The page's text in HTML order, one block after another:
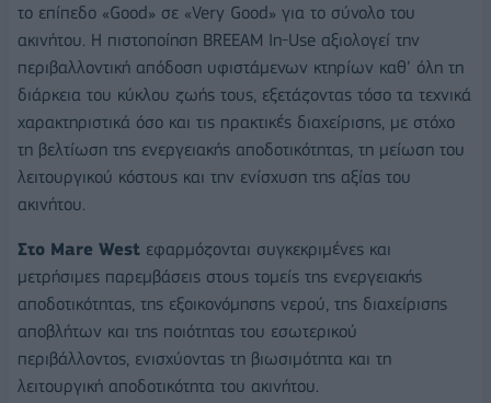
το επίπεδο «Good» σε «Very Good» για το σύνολο του
ακινήτου. Η πιστοποίηση BREEAM In-Use αξιολογεί την
περιβαλλοντική απόδοση υφιστάμενων κτηρίων καθ’ όλη τη
διάρκεια του κύκλου ζωής τους, εξετάζοντας τόσο τα τεχνικά
χαρακτηριστικά όσο και τις πρακτικές διαχείρισης, με στόχο
τη βελτίωση της ενεργειακής αποδοτικότητας, τη μείωση του
λειτουργικού κόστους και την ενίσχυση της αξίας του
ακινήτου.
Στο Mare West εφαρμόζονται συγκεκριμένες και
μετρήσιμες παρεμβάσεις στους τομείς της ενεργειακής
αποδοτικότητας, της εξοικονόμησης νερού, της διαχείρισης
αποβλήτων και της ποιότητας του εσωτερικού
περιβάλλοντος, ενισχύοντας τη βιωσιμότητα και τη
λειτουργική αποδοτικότητα του ακινήτου.